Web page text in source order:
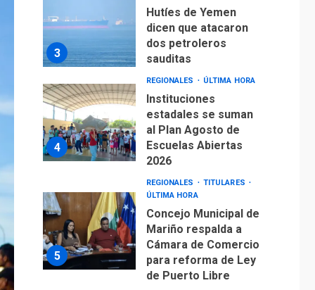
3
Hutíes de Yemen
dicen que atacaron
dos petroleros
sauditas
4
REGIONALES ÚLTIMA HORA
Instituciones
estadales se suman
al Plan Agosto de
Escuelas Abiertas
2026
5
REGIONALES
TITULARES
ÚLTIMA HORA
Concejo Municipal de
Mariño respalda a
Cámara de Comercio
para reforma de Ley
de Puerto Libre